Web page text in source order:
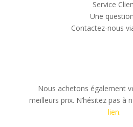
Service
Une
Contactez-nous
Nous achetons également
meilleurs prix. N’hésitez pas
lien.